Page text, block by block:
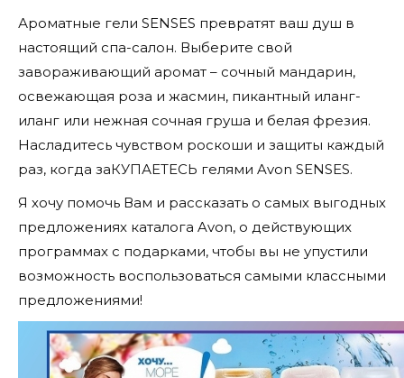
Ароматные гели SENSES превратят ваш душ в
настоящий спа-салон. Выберите свой
завораживающий аромат – сочный мандарин,
освежающая роза и жасмин, пикантный иланг-
иланг или нежная сочная груша и белая фрезия.
Насладитесь чувством роскоши и защиты каждый
раз, когда заКУПАЕТЕСЬ гелями Avon SENSES.
Я хочу помочь Вам и рассказать о самых выгодных
предложениях каталога Avon, о действующих
программах с подарками, чтобы вы не упустили
возможность воспользоваться самыми классными
предложениями!